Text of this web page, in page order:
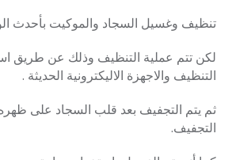
تنظيف وغسيل السجاد والموكيت بأحدث
لكن تتم عملية التنظيف وذلك عن طريق
التنظيف والاجهزة الاليكترونية الحديثة .
ثم يتم التجفيف بعد قلب السجاد على
التجفيف.